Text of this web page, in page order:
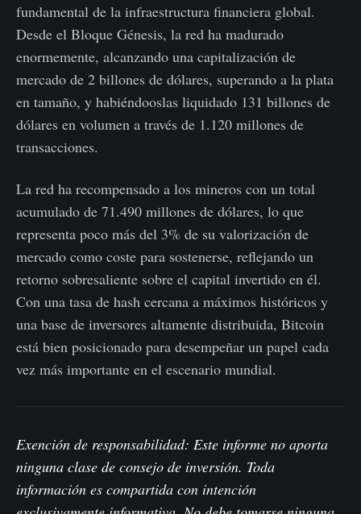
fundamental de la infraestructura financiera global.
Desde el Bloque Génesis, la red ha madurado
enormemente, alcanzando una capitalización de
mercado de 2 billones de dólares, superando a la plata
en tamaño, y habiéndooslas liquidado 131 billones de
dólares en volumen a través de 1.120 millones de
transacciones.
La red ha recompensado a los mineros con un total
acumulado de 71.490 millones de dólares, lo que
representa poco más del 3% de su valorización de
mercado como coste para sostenerse, reflejando un
retorno sobresaliente sobre el capital invertido en él.
Con una tasa de hash cercana a máximos históricos y
una base de inversores altamente distribuida, Bitcoin
está bien posicionado para desempeñar un papel cada
vez más importante en el escenario mundial.
Exención de responsabilidad: Este informe no aporta
ninguna clase de consejo de inversión. Toda
información es compartida con intención